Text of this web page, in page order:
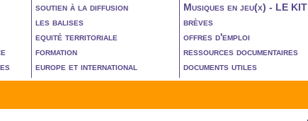
soutien à la diffusion
les balises
equité territoriale
formation
europe et international
Musiques en jeu(x) - LE KIT
brèves
offres d'emploi
ressources documentaires
documents utiles